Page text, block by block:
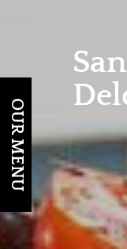
OUR MENU